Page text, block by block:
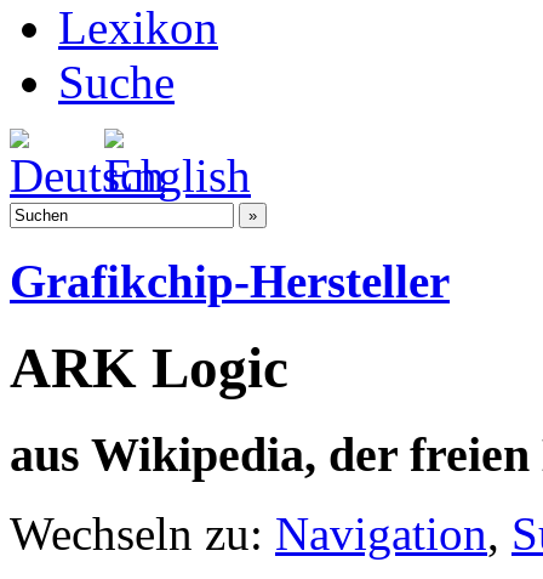
Lexikon
Suche
Grafikchip-Hersteller
ARK Logic
aus Wikipedia, der
Wechseln zu: Navigation,